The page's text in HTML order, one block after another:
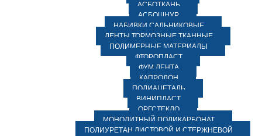
АСБОТКАНЬ
АСБОШНУР
НАБИВКИ САЛЬНИКОВЫЕ
ЛЕНТЫ ТОРМОЗНЫЕ ТКАННЫЕ
ПОЛИМЕРНЫЕ МАТЕРИАЛЫ
ФТОРОПЛАСТ
ФУМ ЛЕНТА
КАПРОЛОН
ПОЛИАЦЕТАЛЬ
ВИНИПЛАСТ
ОРГСТЕКЛО
МОНОЛИТНЫЙ ПОЛИКАРБОНАТ
ПОЛИУРЕТАН ЛИСТОВОЙ И СТЕРЖНЕВОЙ